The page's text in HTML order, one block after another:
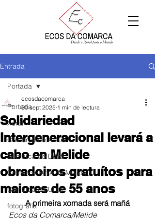
Entrada
Portada
Xeral
Comarca de Arzúa
Comarca de Deza
Comarca Terra de Melide
Comarca da Ulloa
fotografía
Portada
Solidariedad
Intergeneracional levará a
cabo en Melide
obradoiros gratuítos para
maiores de 55 anos
ecosdacomarca
30 sept 2025 1 min de lectura
A primeira xornada será mañá
Ecos da Comarca/Melide